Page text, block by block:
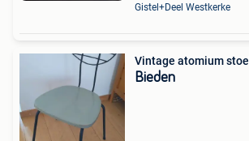
Gistel+Deel Westkerke
Vintage atomium stoel
Bieden